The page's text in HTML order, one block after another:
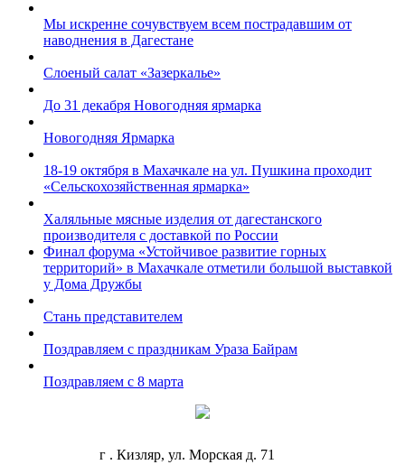
Мы искренне сочувствуем всем пострадавшим от
наводнения в Дагестане
Слоеный салат «Зазеркалье»
До 31 декабря Новогодняя ярмарка
Новогодняя Ярмарка
18-19 октября в Махачкале на ул. Пушкина проходит
«Сельскохозяйственная ярмарка»
Халяльные мясные изделия от дагестанского
производителя с доставкой по России
Финал форума «Устойчивое развитие горных
территорий» в Махачкале отметили большой выставкой
у Дома Дружбы
Стань представителем
Поздравляем с праздникам Ураза Байрам
Поздравляем с 8 марта
г . Кизляр, ул. Морская д. 71